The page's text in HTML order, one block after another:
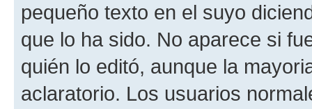
pequeño texto en el suyo
que lo ha sido. No aparece si
quién lo editó, aunque la
aclaratorio. Los usuarios